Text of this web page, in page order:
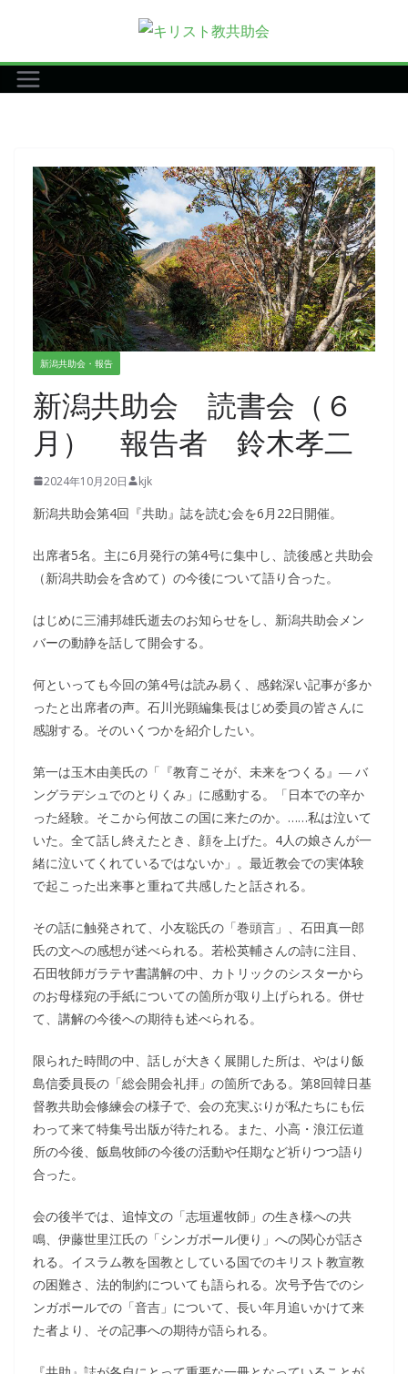
テ
ン
新潟共助会・報告
新潟共助会 読書会（６
月） 報告者 鈴木孝二
2024年10月20日 kjk
新潟共助会第4回『共助』誌を読む会を6月22日開催。
出席者5名。主に6月発行の第4号に集中し、読後感と共助会
（新潟共助会を含めて）の今後について語り合った。
はじめに三浦邦雄氏逝去のお知らせをし、新潟共助会メン
バーの動静を話して開会する。
何といっても今回の第4号は読み易く、感銘深い記事が多か
ったと出席者の声。石川光顕編集長はじめ委員の皆さんに
感謝する。そのいくつかを紹介したい。
第一は玉木由美氏の「『教育こそが、未来をつくる』― バ
ングラデシュでのとりくみ」に感動する。「日本での辛か
った経験。そこから何故この国に来たのか。……私は泣いて
いた。全て話し終えたとき、顔を上げた。4人の娘さんが一
緒に泣いてくれているではないか」。最近教会での実体験
で起こった出来事と重ねて共感したと話される。
その話に触発されて、小友聡氏の「巻頭言」、石田真一郎
氏の文への感想が述べられる。若松英輔さんの詩に注目、
石田牧師ガラテヤ書講解の中、カトリックのシスターから
のお母様宛の手紙についての箇所が取り上げられる。併せ
て、講解の今後への期待も述べられる。
限られた時間の中、話しが大きく展開した所は、やはり飯
島信委員長の「総会開会礼拝」の箇所である。第8回韓日基
督教共助会修練会の様子で、会の充実ぶりが私たちにも伝
わって来て特集号出版が待たれる。また、小高・浪江伝道
所の今後、飯島牧師の今後の活動や任期など祈りつつ語り
合った。
会の後半では、追悼文の「志垣暹牧師」の生き様への共
鳴、伊藤世里江氏の「シンガポール便り」への関心が話さ
れる。イスラム教を国教としている国でのキリスト教宣教
の困難さ、法的制約についても語られる。次号予告でのシ
ンガポールでの「音吉」について、長い年月追いかけて来
た者より、その記事への期待が語られる。